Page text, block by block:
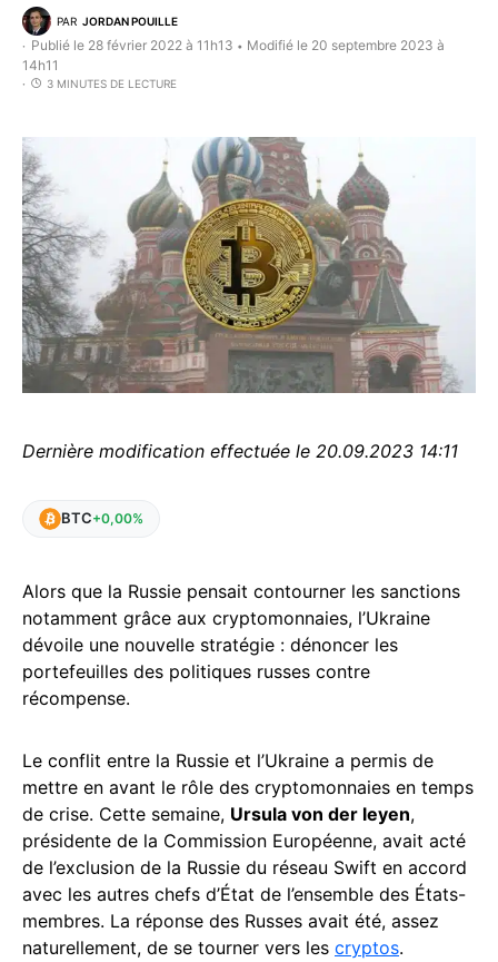
PAR JORDAN POUILLE
Publié le 28 février 2022 à 11h13 • Modifié le 20 septembre 2023 à
14h11
3 MINUTES DE LECTURE
Dernière modification effectuée le 20.09.2023 14:11
BTC+0,00%
Alors que la Russie pensait contourner les sanctions
notamment grâce aux cryptomonnaies, l’Ukraine
dévoile une nouvelle stratégie : dénoncer les
portefeuilles des politiques russes contre
récompense.
Le conflit entre la Russie et l’Ukraine a permis de
mettre en avant le rôle des cryptomonnaies en temps
de crise. Cette semaine, Ursula von der leyen,
présidente de la Commission Européenne, avait acté
de l’exclusion de la Russie du réseau Swift en accord
avec les autres chefs d’État de l’ensemble des États-
membres. La réponse des Russes avait été, assez
naturellement, de se tourner vers les cryptos.